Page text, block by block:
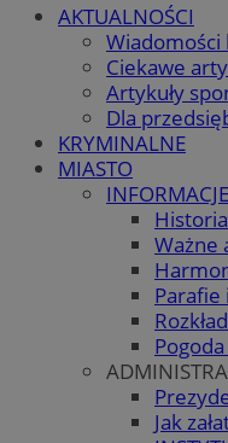
AKTUALNOŚCI
Wiadomości
Ciekawe
Artykuły
Dla
KRYMINALNE
MIASTO
Ważne
Parafie
Jak